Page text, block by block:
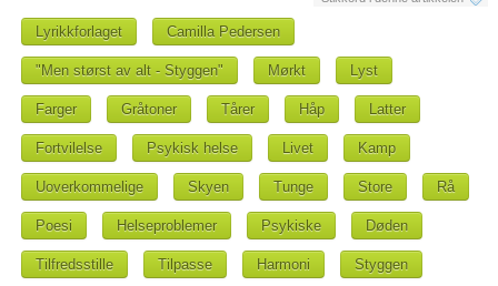
Lyrikkforlaget Camilla Pedersen
"Men størst av alt - Styggen" Mørkt Lyst
Farger Gråtoner Tårer Håp Latter
Fortvilelse Psykisk helse Livet Kamp
Uoverkommelige Skyen Tunge Store Rå
Poesi Helseproblemer Psykiske Døden
Tilfredsstille Tilpasse Harmoni Styggen